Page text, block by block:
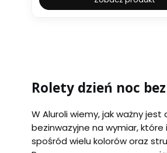
Rolety dzień noc
W Aluroli wiemy, jak ważny
bezinwazyjne na wymiar,
spośród wielu kolorów oraz